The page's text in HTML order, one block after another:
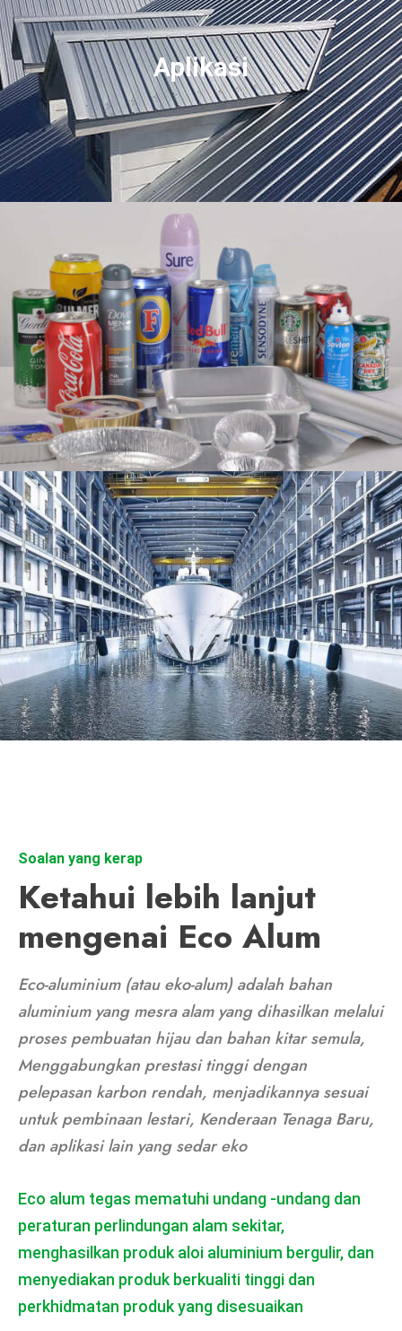
Aplikasi
Soalan yang kerap
Ketahui lebih lanjut
mengenai Eco Alum
Eco-aluminium (atau eko-alum) adalah bahan
aluminium yang mesra alam yang dihasilkan melalui
proses pembuatan hijau dan bahan kitar semula,
Menggabungkan prestasi tinggi dengan
pelepasan karbon rendah, menjadikannya sesuai
untuk pembinaan lestari, Kenderaan Tenaga Baru,
dan aplikasi lain yang sedar eko
Eco alum tegas mematuhi undang -undang dan
peraturan perlindungan alam sekitar,
menghasilkan produk aloi aluminium bergulir, dan
menyediakan produk berkualiti tinggi dan
perkhidmatan produk yang disesuaikan